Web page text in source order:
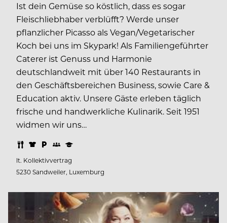
Ist dein Gemüse so köstlich, dass es sogar
Fleischliebhaber verblüfft? Werde unser
pflanzlicher Picasso als Vegan/Vegetarischer
Koch bei uns im Skypark! Als Familiengeführter
Caterer ist Genuss und Harmonie
deutschlandweit mit über 140 Restaurants in
den Geschäftsbereichen Business, sowie Care &
Education aktiv. Unsere Gäste erleben täglich
frische und handwerkliche Kulinarik. Seit 1951
widmen wir uns…
lt. Kollektivvertrag
5230 Sandweiler, Luxemburg